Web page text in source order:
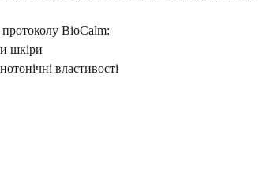
BioCalm:
шкіри
властивості